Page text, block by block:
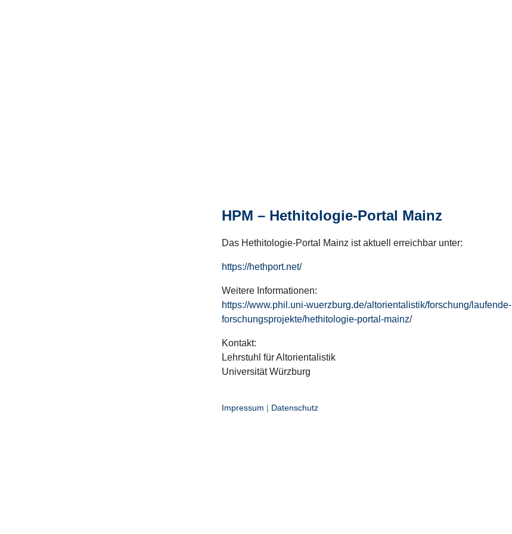
HPM – Hethitologie-Portal Mainz
Das Hethitologie-Portal Mainz ist aktuell erreichbar unter:
https://hethport.net/
Weitere Informationen:
https://www.phil.uni-wuerzburg.de/altorientalistik/forschung/laufende-
forschungsprojekte/hethitologie-portal-mainz/
Kontakt:
Lehrstuhl für Altorientalistik
Universität Würzburg
Impressum | Datenschutz